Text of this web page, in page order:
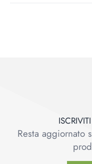
Resta aggiornato